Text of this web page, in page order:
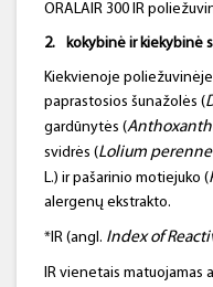
ORALAIR 300 IR
2. kokybinė ir kiekybinė
Kiekvienoje
paprastosios šunažolės (
gardūnytės (
svidrės (Lolium perenne
L.) ir pašarinio motiejuko (
alergenų ekstrakto.
*IR (angl. Index of
IR vienetais matuojamas